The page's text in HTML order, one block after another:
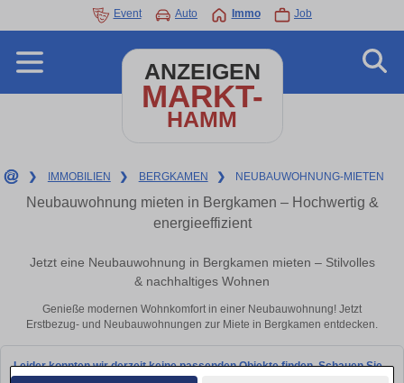
Event Auto Immo Job
ANZEIGEN
MARKT-
HAMM
❯ IMMOBILIEN ❯ BERGKAMEN ❯ NEUBAUWOHNUNG-MIETEN
Neubauwohnung mieten in Bergkamen – Hochwertig &
energieeffizient
Jetzt eine Neubauwohnung in Bergkamen mieten – Stilvolles
& nachhaltiges Wohnen
Genieße modernen Wohnkomfort in einer Neubauwohnung! Jetzt
Erstbezug- und Neubauwohnungen zur Miete in Bergkamen entdecken.
Leider konnten wir derzeit keine passenden Objekte finden. Schauen Sie